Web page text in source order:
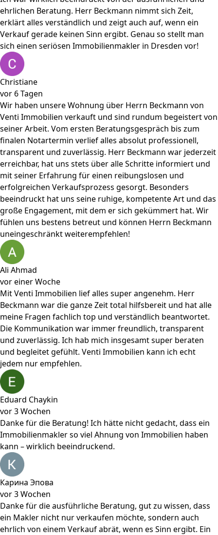
ehrlichen Beratung. Herr Beckmann nimmt sich Zeit,
erklärt alles verständlich und zeigt auch auf, wenn ein
Verkauf gerade keinen Sinn ergibt. Genau so stellt man
sich einen seriösen Immobilienmakler in Dresden vor!
Christiane
vor 6 Tagen
Wir haben unsere Wohnung über Herrn Beckmann von
Venti Immobilien verkauft und sind rundum begeistert von
seiner Arbeit. Vom ersten Beratungsgespräch bis zum
finalen Notartermin verlief alles absolut professionell,
transparent und zuverlässig. Herr Beckmann war jederzeit
erreichbar, hat uns stets über alle Schritte informiert und
mit seiner Erfahrung für einen reibungslosen und
erfolgreichen Verkaufsprozess gesorgt. Besonders
beeindruckt hat uns seine ruhige, kompetente Art und das
große Engagement, mit dem er sich gekümmert hat. Wir
fühlen uns bestens betreut und können Herrn Beckmann
uneingeschränkt weiterempfehlen!
Ali Ahmad
vor einer Woche
Mit Venti Immobilien lief alles super angenehm. Herr
Beckmann war die ganze Zeit total hilfsbereit und hat alle
meine Fragen fachlich top und verständlich beantwortet.
Die Kommunikation war immer freundlich, transparent
und zuverlässig. Ich hab mich insgesamt super beraten
und begleitet gefühlt. Venti Immobilien kann ich echt
jedem nur empfehlen.
Eduard Chaykin
vor 3 Wochen
Danke für die Beratung! Ich hätte nicht gedacht, dass ein
Immobilienmakler so viel Ahnung von Immobilien haben
kann – wirklich beeindruckend.
Карина Эпова
vor 3 Wochen
Danke für die ausführliche Beratung, gut zu wissen, dass
ein Makler nicht nur verkaufen möchte, sondern auch
ehrlich von einem Verkauf abrät, wenn es Sinn ergibt. Ein